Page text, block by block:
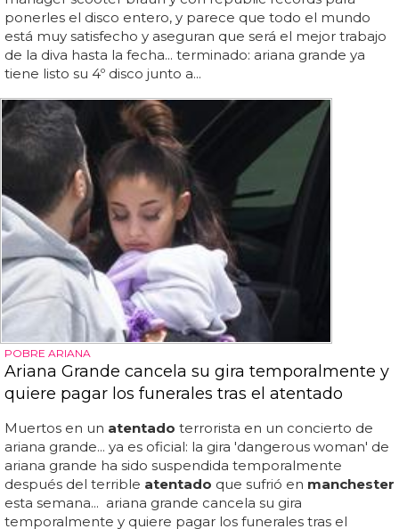
ponerles el disco entero, y parece que todo el mundo
está muy satisfecho y aseguran que será el mejor trabajo
de la diva hasta la fecha... terminado: ariana grande ya
tiene listo su 4º disco junto a...
POBRE ARIANA
Ariana Grande cancela su gira temporalmente y
quiere pagar los funerales tras el atentado
Muertos en un atentado terrorista en un concierto de
ariana grande... ya es oficial: la gira 'dangerous woman' de
ariana grande ha sido suspendida temporalmente
después del terrible atentado que sufrió en manchester
esta semana... ariana grande cancela su gira
temporalmente y quiere pagar los funerales tras el